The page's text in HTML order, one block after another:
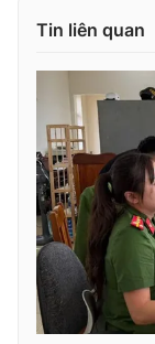
Email:
Liên hệ quảng
Tin liên quan